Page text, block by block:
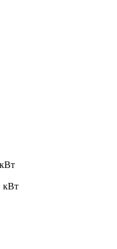
кВт